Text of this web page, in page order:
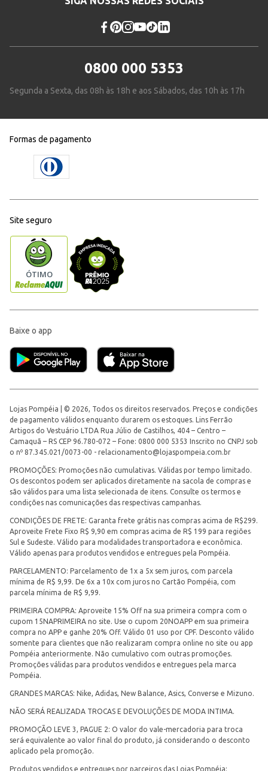
0800 000 5353
Segunda a Sexta, das 08h às 18h e aos Sábados, das 10h às 17h
Formas de pagamento
Site seguro
Baixe o app
Lojas Pompéia | © 2026, Todos os direitos reservados. Preços e condições
de pagamento válidos enquanto durarem os estoques. Lins Ferrão
Artigos do Vestuário LTDA Rua Júlio de Castilhos, 404 – Centro –
Camaquã – RS CEP 96.780-072 – Fone: 0800 000 5353 Inscrito no CNPJ sob
o nº 87.345.021/0073-00 - relacionamento@lojaspompeia.com.br
PROMOÇÕES: Promoções não cumulativas. Válidas por tempo limitado.
Os descontos podem ser aplicados diretamente na sacola de compras e
são válidos para uma lista selecionada de itens. Consulte os termos e
condições nas comunicações das respectivas campanhas.
CONDIÇÕES DE FRETE: Garanta frete grátis nas compras acima de R$299.
Aproveite Frete Fixo R$ 9,90 em compras acima de R$ 199 para regiões
Sul e Sudeste. Válido para modalidades transportadora e econômica.
Válido apenas para produtos vendidos e entregues pela Pompéia.
PARCELAMENTO: Parcelamento de 1x a 5x sem juros, com parcela
mínima de R$ 9,99. De 6x a 10x com juros no Cartão Pompéia, com
parcela mínima de R$ 9,99.
PRIMEIRA COMPRA: Aproveite 15% Off na sua primeira compra com o
cupom 15NAPRIMEIRA no site. Use o cupom 20NOAPP em sua primeira
compra no APP e ganhe 20% Off. Válido 01 uso por CPF. Desconto válido
somente para clientes que não realizaram compra online no site ou app
Pompéia anteriormente. Não cumulativo com outras promoções.
Promoções válidas para produtos vendidos e entregues pela marca
Pompéia.
GRANDES MARCAS: Nike, Adidas, New Balance, Asics, Converse e Mizuno.
NÃO SERÁ REALIZADA TROCAS E DEVOLUÇÕES DE MODA INTIMA.
PROMOÇÃO LEVE 3, PAGUE 2: O valor do vale-mercadoria para troca
será equivalente ao valor final do produto, já considerando o desconto
aplicado pela promoção.
Produtos vendidos e entregues por parceiros das Lojas Pompéia: